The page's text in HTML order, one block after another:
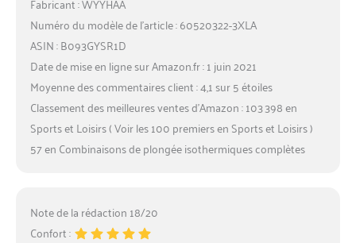
Numéro du modèle de l’article : 60520322-3XLA
ASIN : B093GYSR1D
Date de mise en ligne sur Amazon.fr : 1 juin 2021
Moyenne des commentaires client : 4,1 sur 5 étoiles
Classement des meilleures ventes d’Amazon : 103 398 en
Sports et Loisirs ( Voir les 100 premiers en Sports et Loisirs )
57 en Combinaisons de plongée isothermiques complètes
Note de la rédaction 18/20
Confort :